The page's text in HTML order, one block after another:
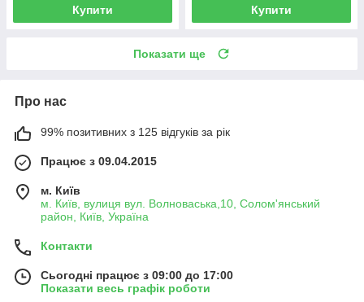
Купити Купити
Показати ще
Про нас
99% позитивних з 125 відгуків за рік
Працює з 09.04.2015
м. Київ
м. Київ, вулиця вул. Волноваська,10, Солом'янський
район, Київ, Україна
Контакти
Сьогодні працює з 09:00 до 17:00
Показати весь графік роботи